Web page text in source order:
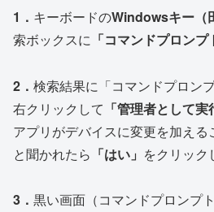
1． キーボードのWindowsキー（
索ボックスに 「コマンドプロンプ
2． 検索結果に「コマンドプロン
右クリックして 「管理者として実
アプリがデバイスに変更を加える
と聞かれたら 「はい」 をクリック
3． 黒い画面（コマンドプロンプ